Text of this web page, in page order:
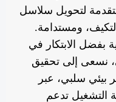
لتحويل سلاسل
ومستدامة.
بفضل الابتكار في
نسعى إلى تحقيق
سلبي، عبر
التشغيل تدعم